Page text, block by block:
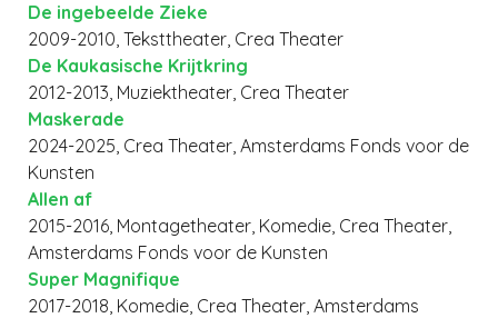
De ingebeelde Zieke
2009-2010, Teksttheater, Crea Theater
De Kaukasische Krijtkring
2012-2013, Muziektheater, Crea Theater
Maskerade
2024-2025, Crea Theater, Amsterdams Fonds voor de
Kunsten
Allen af
2015-2016, Montagetheater, Komedie, Crea Theater,
Amsterdams Fonds voor de Kunsten
Super Magnifique
2017-2018, Komedie, Crea Theater, Amsterdams